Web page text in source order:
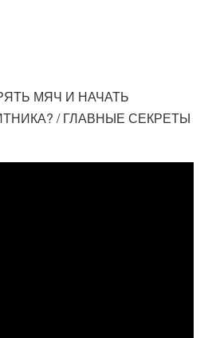
МЯЧ И НАЧАТЬ
/ ГЛАВНЫЕ СЕКРЕТЫ